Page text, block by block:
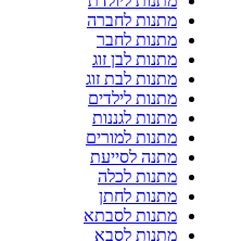
מתנות לחברה
מתנות לחבר
מתנות לבן זוג
מתנות לבת זוג
מתנות לילדים
מתנות לגננות
מתנות למורים
מתנה לסייעת
מתנות לכלה
מתנות לחתן
מתנות לסבתא
מתנות לסבא